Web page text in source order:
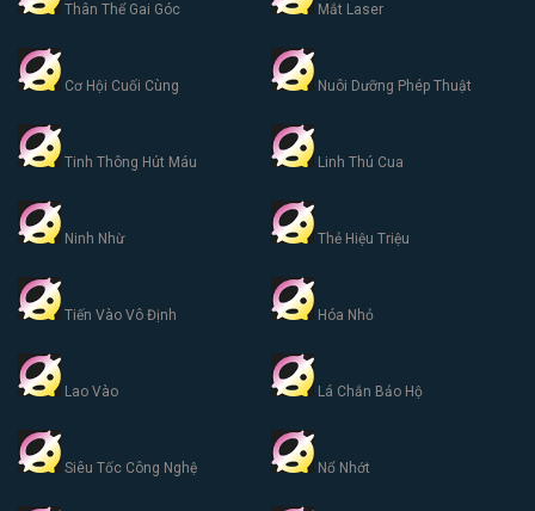
Thân Thể Gai Góc Mắt Laser
Cơ Hội Cuối Cùng Nuôi Dưỡng Phép Thuật
Tinh Thông Hút Máu Linh Thú Cua
Ninh Nhừ Thẻ Hiệu Triệu
Tiến Vào Vô Định Hóa Nhỏ
Lao Vào Lá Chắn Bảo Hộ
Siêu Tốc Công Nghệ Nổ Nhớt